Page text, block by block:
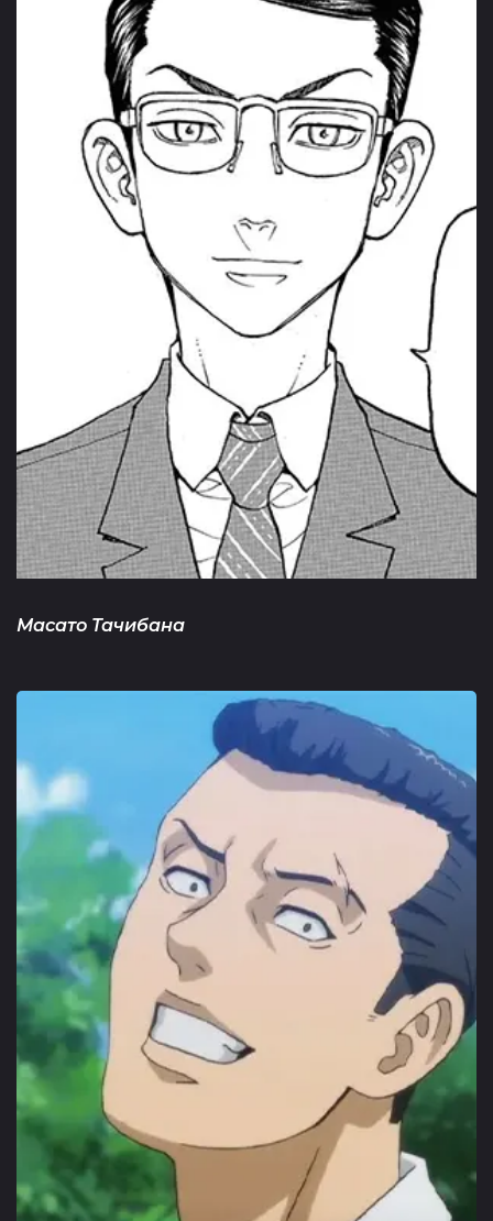
Масато Тачибана